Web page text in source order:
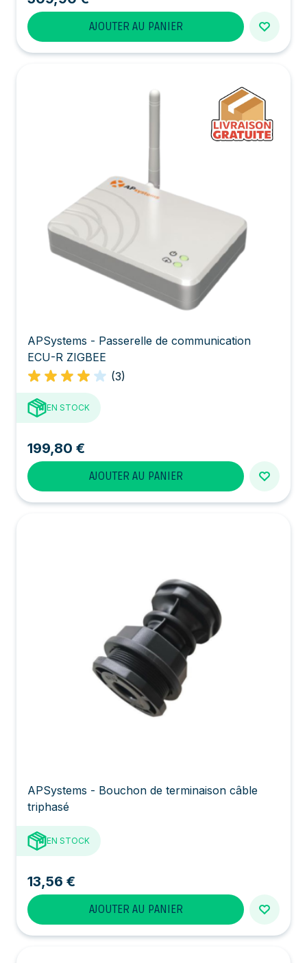
AJOUTER AU PANIER
APSystems - Passerelle de communication
ECU-R ZIGBEE
(3)
EN STOCK
199,80 €
AJOUTER AU PANIER
APSystems - Bouchon de terminaison câble
triphasé
EN STOCK
13,56 €
AJOUTER AU PANIER